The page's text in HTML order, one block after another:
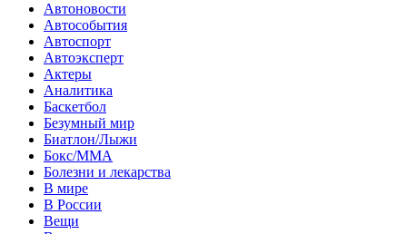
Автоновости
Автособытия
Автоспорт
Автоэксперт
Актеры
Аналитика
Баскетбол
Безумный мир
Биатлон/Лыжи
Бокс/MMA
Болезни и лекарства
В мире
В России
Вещи